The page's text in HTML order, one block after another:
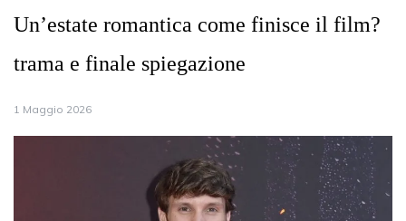
Un’estate romantica come finisce il film?
trama e finale spiegazione
1 Maggio 2026